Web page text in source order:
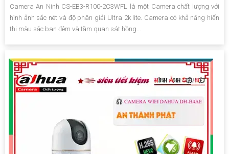
Camera An Ninh CS-EB3-R100-2C3WFL là một Camera chất lượng với
hình ảnh sắc nét và độ phân giải Ultra 2k lite. Camera có khả năng hiển
thị màu sắc ban đêm và tầm quan sát hồng...